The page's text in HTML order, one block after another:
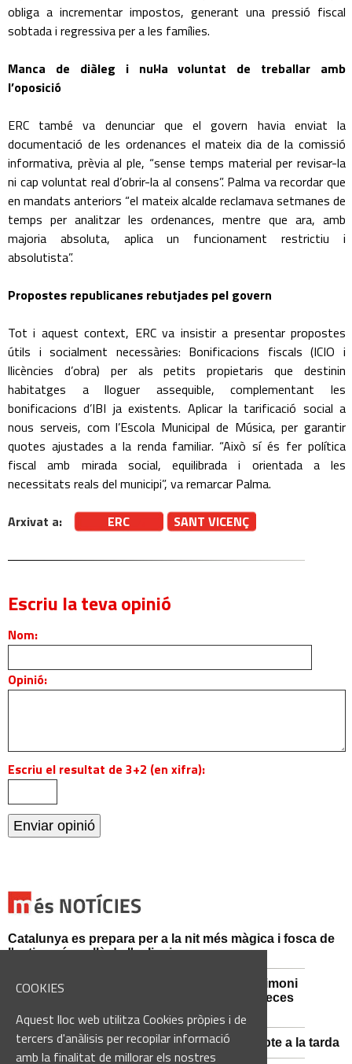
COOKIES
Aquest lloc web utilitza Cookies pròpies i de
tercers d'anàlisis per recopilar informació
amb la finalitat de millorar els nostres
obliga a incrementar impostos, generant una pressió fiscal
sobtada i regressiva per a les famílies.
Manca de diàleg i nul·la voluntat de treballar amb
l’oposició
ERC també va denunciar que el govern havia enviat la
documentació de les ordenances el mateix dia de la comissió
informativa, prèvia al ple, “sense temps material per revisar-la
ni cap voluntat real d’obrir-la al consens”. Palma va recordar que
en mandats anteriors “el mateix alcalde reclamava setmanes de
temps per analitzar les ordenances, mentre que ara, amb
majoria absoluta, aplica un funcionament restrictiu i
absolutista”.
Propostes republicanes rebutjades pel govern
Tot i aquest context, ERC va insistir a presentar propostes
útils i socialment necessàries: Bonificacions fiscals (ICIO i
llicències d’obra) per als petits propietaris que destinin
habitatges a lloguer assequible, complementant les
bonificacions d’IBI ja existents. Aplicar la tarificació social a
nous serveis, com l’Escola Municipal de Música, per garantir
quotes ajustades a la renda familiar. “Això sí és fer política
fiscal amb mirada social, equilibrada i orientada a les
necessitats reals del municipi”, va remarcar Palma.
Arxivat a:
ERC SANT VICENÇ
Escriu la teva opinió
Nom:
Opinió:
Escriu el resultat de 3+2 (en xifra):
Catalunya es prepara per a la nit més màgica i fosca de
l'estiu, més enllà de l'eclipsi
Sant Fruitós de Bages posa en valor el patrimoni
agrícola amb la restauració i exposició de peces
Es manté la previsió de pluges fortes dissabte a la tarda